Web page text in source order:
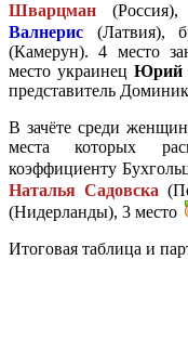
Шварцман
Валнерис (Латвия),
(Камерун). 4 место
место украинецЮрий
представитель
В зачёте среди
места которых
коэффициенту
Наталья Садовска
(Нидерланды), 3 место
Итоговая таблица и